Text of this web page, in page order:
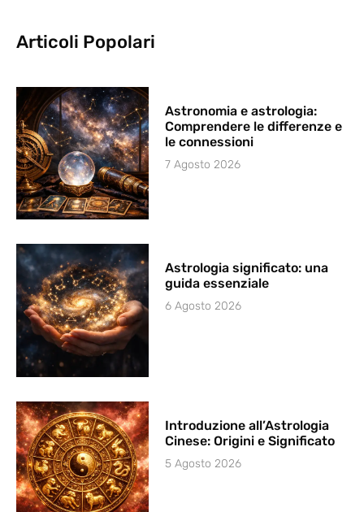
Articoli Popolari
Astronomia e astrologia:
Comprendere le differenze e
le connessioni
7 Agosto 2026
Astrologia significato: una
guida essenziale
6 Agosto 2026
Introduzione all’Astrologia
Cinese: Origini e Significato
5 Agosto 2026